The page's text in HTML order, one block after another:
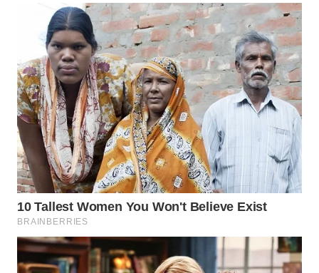
TIMUR
WN
SEMARANG
WN
SOLO
WN
BOROBUDUR
WN
MADURA
WN